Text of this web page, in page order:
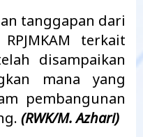
tanggapan dari
terkait
disampaikan
mana yang
pembangunan
(RWK/M. Azhari)